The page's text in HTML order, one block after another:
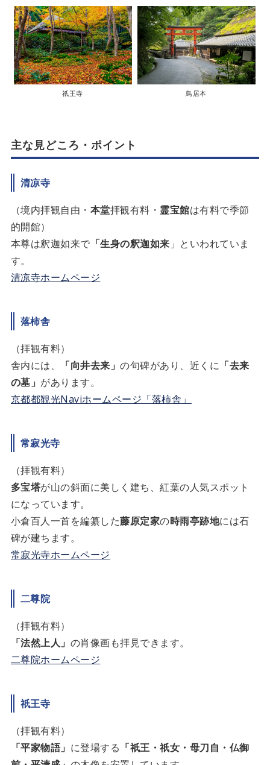
祇王寺 鳥居本
主な見どころ・ポイント
清凉寺
（境内拝観自由・ 本堂拝観有料・ 霊宝館は有料で季節
的開館）
本尊は釈迦如来で 「生身の釈迦如来 」といわれていま
す。
清凉寺ホームページ
落柿舎
（拝観有料）
舎内には、
「向井去来」の句碑があり、近くに 「去来
の墓」 があります。
京都都観光Naviホームページ「落柿舎」
常寂光寺
（拝観有料）
多宝塔が山の斜面に美しく建ち、紅葉の人気スポット
になっています。
小倉百人一首を編纂した藤原定家の時雨亭跡地には石
碑が建ちます。
常寂光寺ホームページ
二尊院
（拝観有料）
「法然上人」 の肖像画も拝見できます。
二尊院ホームページ
祇王寺
（拝観有料）
「平家物語」 に登場する 「祇王・祇女・母刀自・仏御